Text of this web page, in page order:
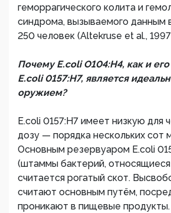
геморрагического колита и
синдрома, вызываемого данным
250 человек (Altekruse et al.,
Почему E.coli O104:H4, как и
E.coli 0157:H7, является
оружием?
E.coli 0157:H7 имеет низкую
дозу — порядка нескольких сот
Основным резервуаром E.coli
(штаммы бактерий, относящиеся
считается рогатый скот.
считают основным путём,
проникают в пищевые